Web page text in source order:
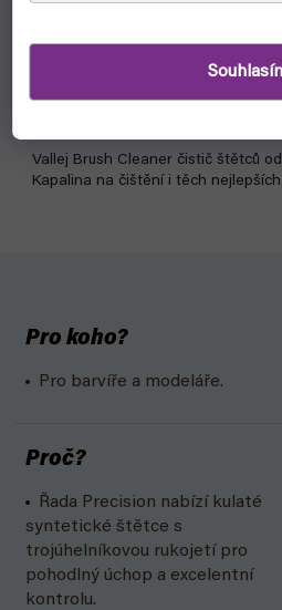
129 Kč
Vallej Brush Cleaner čistič štětců
Kapalina na čištění i těch
Pro koho?
Pro barvíře a modeláře.
Proč?
Řada Precision nabízí kulaté
syntetické štětce s
trojúhelníkovou rukojetí pro
pohodlný úchop a excelentní
kontrolu.